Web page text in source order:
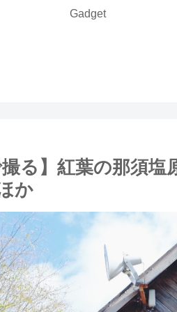
Gadget
撮る】紅葉の那須
か